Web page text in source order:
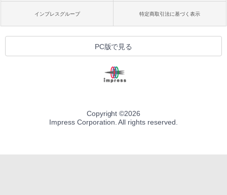
インプレスグループ 特定商取引法に基づく表示
PC版で見る
Copyright ©2026
Impress Corporation. All rights reserved.